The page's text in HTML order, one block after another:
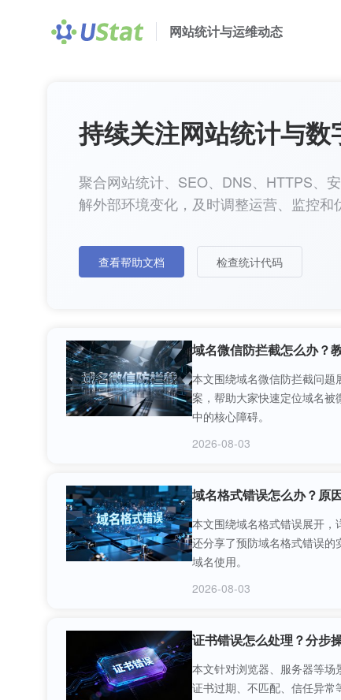
网站统计与运维动态
持续关注网站统计与
聚合网站统计、SEO、DNS、HTTPS、
解外部环境变化，及时调整运营、监控和
查看帮助文档 检查统计代码
域名微信防拦截怎么办？
本文围绕域名微信防拦截问
案，帮助大家快速定位域名
中的核心障碍。
2026-08-03
域名格式错误怎么办？原
本文围绕域名格式错误展开，
还分享了预防域名格式错误
域名使用。
2026-08-03
证书错误怎么处理？分步
本文针对浏览器、服务器等
证书过期、不匹配、信任异常